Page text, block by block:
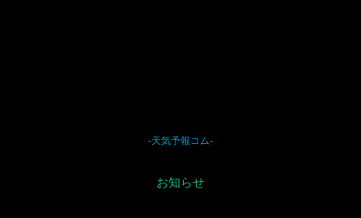
-天気予報コム-
お知らせ